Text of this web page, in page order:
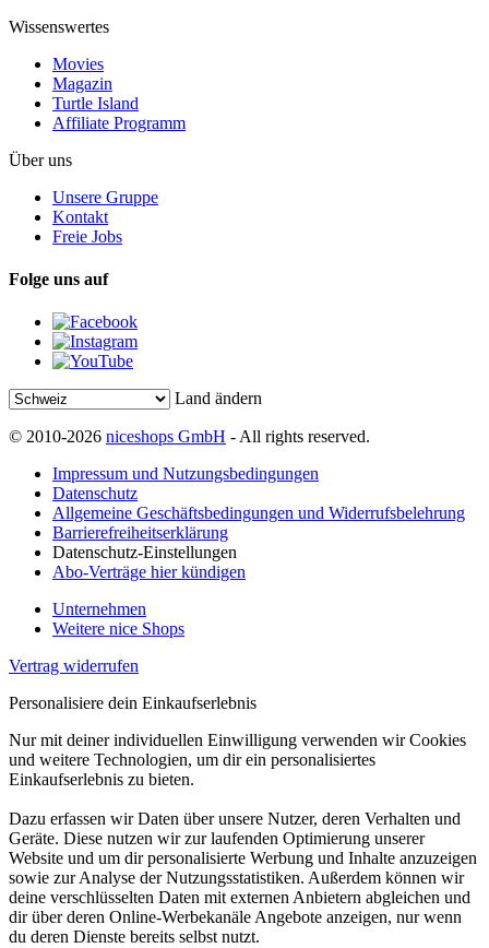
Wissenswertes
Movies
Magazin
Turtle Island
Affiliate Programm
Über uns
Unsere Gruppe
Kontakt
Freie Jobs
Folge uns auf
Land ändern
© 2010-2026 niceshops GmbH - All rights reserved.
Impressum und Nutzungsbedingungen
Datenschutz
Allgemeine Geschäftsbedingungen und Widerrufsbelehrung
Barrierefreiheitserklärung
Datenschutz-Einstellungen
Abo-Verträge hier kündigen
Unternehmen
Weitere nice Shops
Vertrag widerrufen
Personalisiere dein Einkaufserlebnis
Nur mit deiner individuellen Einwilligung verwenden wir Cookies
und weitere Technologien, um dir ein personalisiertes
Einkaufserlebnis zu bieten.
Dazu erfassen wir Daten über unsere Nutzer, deren Verhalten und
Geräte. Diese nutzen wir zur laufenden Optimierung unserer
Website und um dir personalisierte Werbung und Inhalte anzuzeigen
sowie zur Analyse der Nutzungsstatistiken. Außerdem können wir
deine verschlüsselten Daten mit externen Anbietern abgleichen und
dir über deren Online-Werbekanäle Angebote anzeigen, nur wenn
du deren Dienste bereits selbst nutzt.